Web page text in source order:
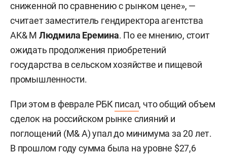
сниженной по сравнению с рынком цене», —
считает заместитель гендиректора агентства
AK& M Людмила Еремина. По ее мнению, стоит
ожидать продолжения приобретений
государства в сельском хозяйстве и пищевой
промышленности.
При этом в феврале РБКписал, что общий объем
сделок на российском рынке слияний и
поглощений (M& A) упал до минимума за 20 лет.
В прошлом году сумма была на уровне $27,6